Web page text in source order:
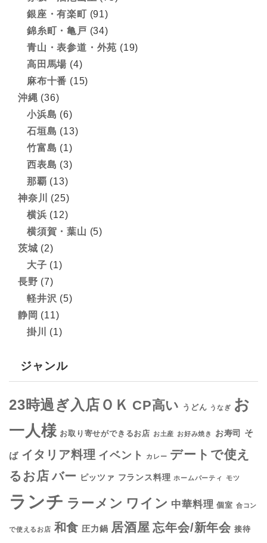
銀座・有楽町 (91)
錦糸町・亀戸 (34)
青山・表参道・外苑 (19)
高田馬場 (4)
麻布十番 (15)
沖縄 (36)
小浜島 (6)
石垣島 (13)
竹富島 (1)
西表島 (3)
那覇 (13)
神奈川
(25)
横浜 (12)
横須賀・葉山 (5)
茨城 (2)
大子 (1)
長野 (7)
軽井沢 (5)
静岡 (11)
掛川
(1)
ジャンル
23時過ぎ入店ＯＫ CP高い うどん うなぎ お
一人様 お取り寄せができるお店 お土産 お好み焼き お寿司 そ
ば イタリア料理 イベント カレー デートで使え
るお店 バー ピッツァ フランス料理 ホームパーティ モツ
ランチ ラーメン ワイン 中華料理 個室 合コン
で使えるお店 和食 圧力鍋 居酒屋 忘年会/新年会 接待